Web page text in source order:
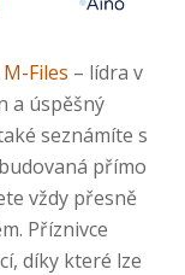
M-Files – lídra v
a úspěšný
seznámíte s
přímo
vždy přesně
Příznivce
díky které lze